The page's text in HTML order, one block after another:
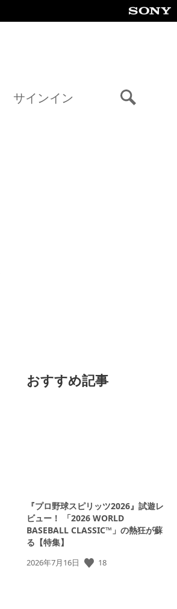
サインイン
おすすめ記事
『プロ野球スピリッツ2026』試遊レ
ビュー！ 「2026 WORLD
BASEBALL CLASSIC™」の熱狂が蘇
る【特集】
公
2026年7月16日 18